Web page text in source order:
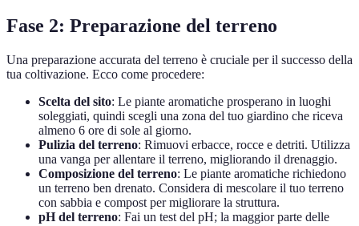
Fase 2: Preparazione del terreno
Una preparazione accurata del terreno è cruciale per il successo della
tua coltivazione. Ecco come procedere:
Scelta del sito: Le piante aromatiche prosperano in luoghi
soleggiati, quindi scegli una zona del tuo giardino che riceva
almeno 6 ore di sole al giorno.
Pulizia del terreno: Rimuovi erbacce, rocce e detriti. Utilizza
una vanga per allentare il terreno, migliorando il drenaggio.
Composizione del terreno: Le piante aromatiche richiedono
un terreno ben drenato. Considera di mescolare il tuo terreno
con sabbia e compost per migliorare la struttura.
pH del terreno: Fai un test del pH; la maggior parte delle